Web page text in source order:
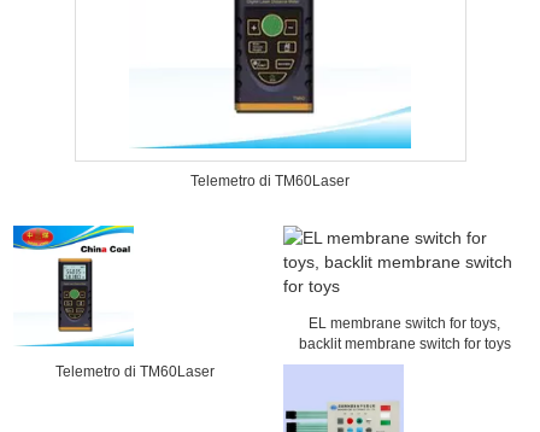
Telemetro di TM60Laser
Telemetro di TM60Laser
EL membrane switch for toys,
backlit membrane switch for toys